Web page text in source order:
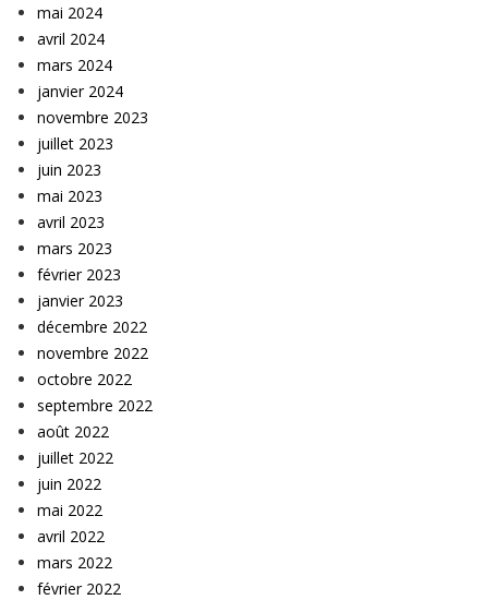
mai 2024
avril 2024
mars 2024
janvier 2024
novembre 2023
juillet 2023
juin 2023
mai 2023
avril 2023
mars 2023
février 2023
janvier 2023
décembre 2022
novembre 2022
octobre 2022
septembre 2022
août 2022
juillet 2022
juin 2022
mai 2022
avril 2022
mars 2022
février 2022